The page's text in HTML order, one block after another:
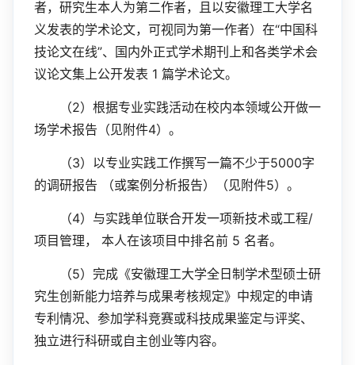
者，研究生本人为第二作者，且以安徽理工大学名
义发表的学术论文，可视同为第一作者）在“中国科
技论文在线”、国内外正式学术期刊上和各类学术会
议论文集上公开发表 1 篇学术论文。
（2）根据专业实践活动在校内本领域公开做一
场学术报告（见附件4）。
（3）以专业实践工作撰写一篇不少于5000字
的调研报告
（或案例分析报告）（见附件5）。
（4）与实践单位联合开发一项新技术或工程/
项目管理， 本人在该项目中排名前 5 名者。
（5）完成《安徽理工大学全日制学术型硕士研
究生创新能力培养与成果考核规定》中规定的申请
专利情况、参加学科竞赛或科技成果鉴定与评奖、
独立进行科研或自主创业等内容。